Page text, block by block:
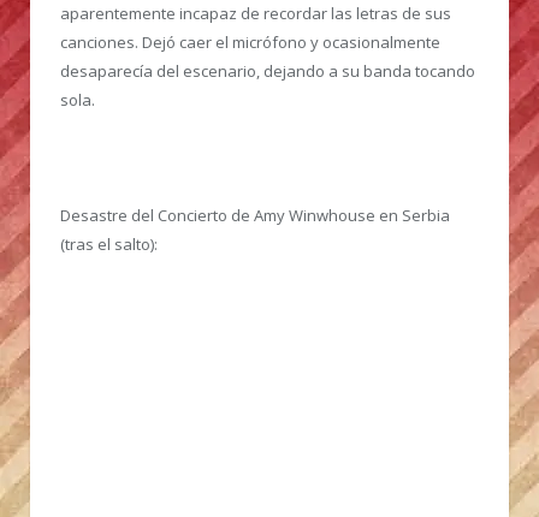
aparentemente incapaz de recordar las letras de sus
canciones. Dejó caer el micrófono y ocasionalmente
desaparecía del escenario, dejando a su banda tocando
sola.
Desastre del Concierto de Amy Winwhouse en Serbia
(tras el salto):